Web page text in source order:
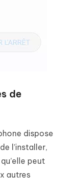
de
dispose
l’installer,
peut
autres